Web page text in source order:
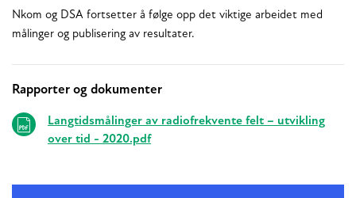
Nkom og DSA fortsetter å følge opp det viktige arbeidet med
målinger og publisering av resultater.
Relaterte
Rapporter og dokumenter
Langtidsmålinger av radiofrekvente felt – utvikling
over tid - 2020.pdf